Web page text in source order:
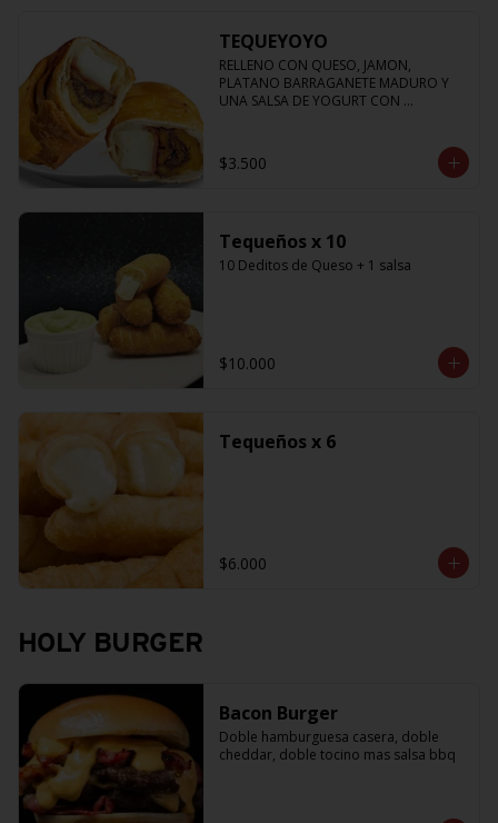
TEQUEYOYO
RELLENO CON QUESO, JAMON,
PLATANO BARRAGANETE MADURO Y
UNA SALSA DE YOGURT CON
$3.500
Tequeños x 10
10 Deditos de Queso + 1 salsa
$10.000
Tequeños x 6
$6.000
HOLY BURGER
Bacon Burger
Doble hamburguesa casera, doble
cheddar, doble tocino mas salsa bbq